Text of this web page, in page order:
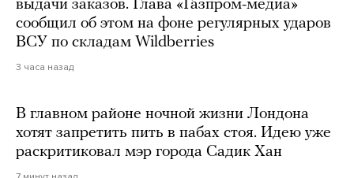
выдачи заказов. Глава «Газпром-медиа»
сообщил об этом на фоне регулярных ударов
ВСУ по складам Wildberries
3 часа назад
В главном районе ночной жизни Лондона
хотят запретить пить в пабах стоя. Идею уже
раскритиковал мэр города Садик Хан